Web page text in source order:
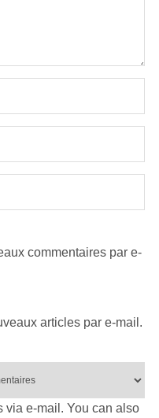
commentaires par e-
articles par e-mail.
via e-mail. You can also